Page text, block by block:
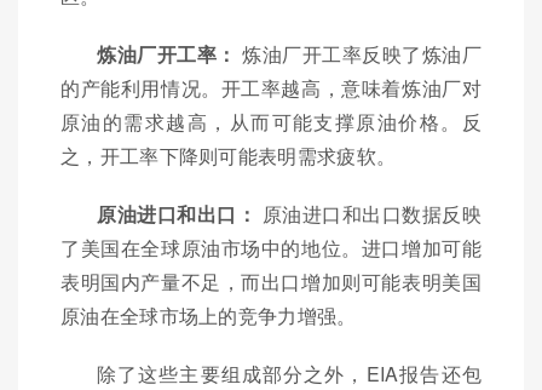
炼油厂开工率： 炼油厂开工率反映了炼油厂
的产能利用情况。开工率越高，意味着炼油厂对
原油的需求越高，从而可能支撑原油价格。反
之，开工率下降则可能表明需求疲软。
原油进口和出口： 原油进口和出口数据反映
了美国在全球原油市场中的地位。进口增加可能
表明国内产量不足，而出口增加则可能表明美国
原油在全球市场上的竞争力增强。
除了这些主要组成部分之外，EIA报告还包